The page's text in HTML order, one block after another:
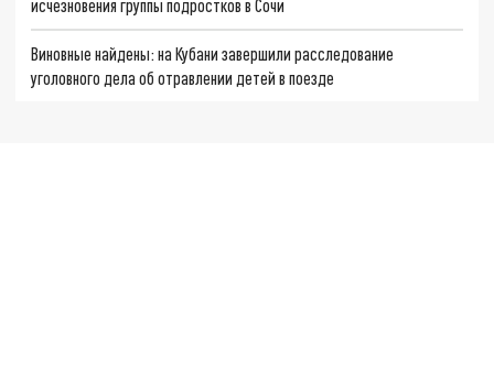
исчезновения группы подростков в Сочи
Виновные найдены: на Кубани завершили расследование
уголовного дела об отравлении детей в поезде